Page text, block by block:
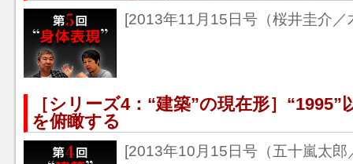
[2013年11月15日号（桜井圭介／
［シリーズ4：“建築”の現在形］“1995”
を俯瞰する
[2013年10月15日号（五十嵐太